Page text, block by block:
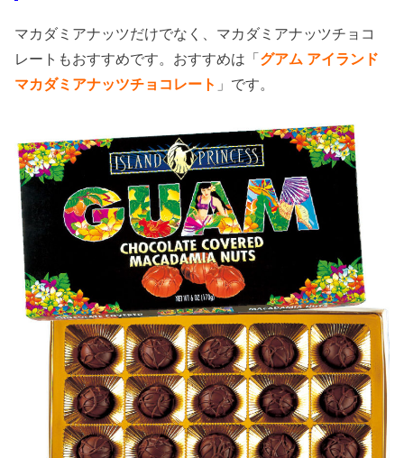
マカダミアナッツだけでなく、マカダミアナッツチョコ
レートもおすすめです。おすすめは「グアム アイランド
マカダミアナッツチョコレート 」です。